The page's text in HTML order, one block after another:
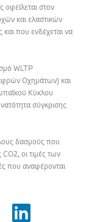
στον
και ελαστικών
και που ενδέχεται να
WLTP
Οχημάτων) και
Κύκλου
σύγκρισης
δασμούς που
οι τιμές των
που αναφέρονται